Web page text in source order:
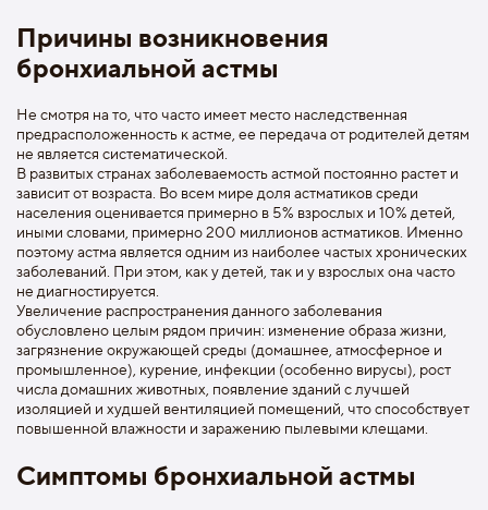
Причины возникновения
бронхиальной астмы
Не смотря на то, что часто имеет место наследственная
предрасположенность к астме, ее передача от родителей детям
не является систематической.
В развитых странах заболеваемость астмой постоянно растет и
зависит от возраста. Во всем мире доля астматиков среди
населения оценивается примерно в 5% взрослых и 10% детей,
иными словами, примерно 200 миллионов астматиков. Именно
поэтому астма является одним из наиболее частых хронических
заболеваний. При этом, как у детей, так и у взрослых она часто
не диагностируется.
Увеличение распространения данного заболевания
обусловлено целым рядом причин: изменение образа жизни,
загрязнение окружающей среды (домашнее, атмосферное и
промышленное), курение, инфекции (особенно вирусы), рост
числа домашних животных, появление зданий с лучшей
изоляцией и худшей вентиляцией помещений, что способствует
повышенной влажности и заражению пылевыми клещами.
Симптомы бронхиальной астмы